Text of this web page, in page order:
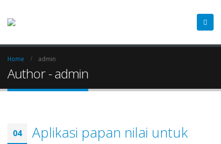
Home admin
Author - admin
04
Aplikasi papan nilai untuk